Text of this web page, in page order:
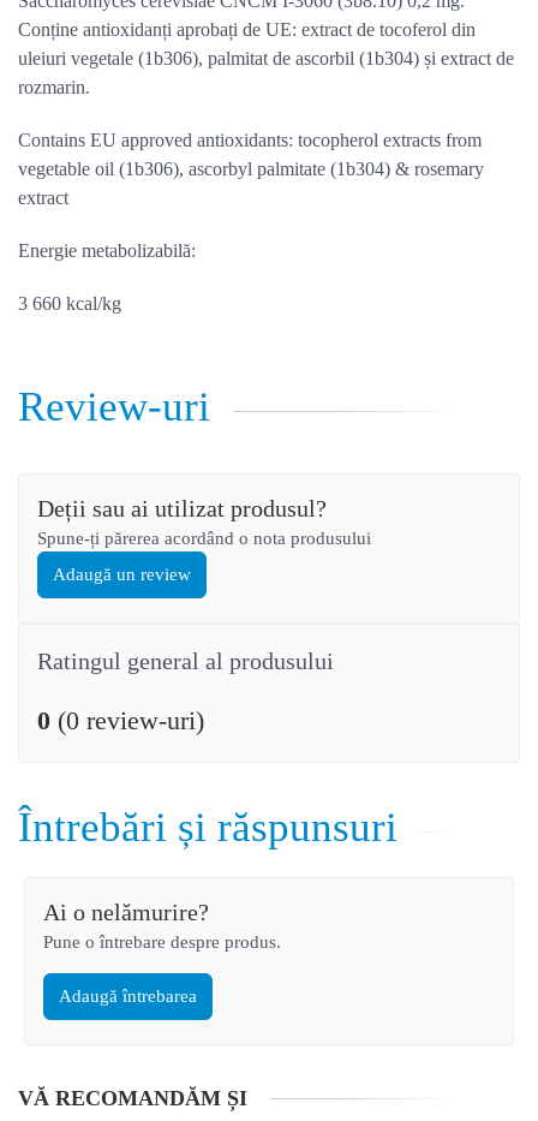
Conține antioxidanți aprobați de UE: extract de tocoferol din
uleiuri vegetale (1b306), palmitat de ascorbil (1b304) și extract de
rozmarin.
Contains EU approved antioxidants: tocopherol extracts from
vegetable oil (1b306), ascorbyl palmitate (1b304) & rosemary
extract
Energie metabolizabilă:
3 660 kcal/kg
Review-uri
Deții sau ai utilizat produsul?
Spune-ți părerea acordând o nota produsului
Adaugă un review
Ratingul general al produsului
0 (0 review-uri)
Întrebări și răspunsuri
Ai o nelămurire?
Pune o întrebare despre produs.
Adaugă întrebarea
VĂ RECOMANDĂM ȘI